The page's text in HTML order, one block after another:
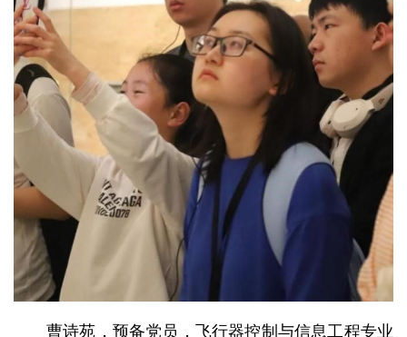
曹诗苑，预备党员，飞行器控制与信息工程专业